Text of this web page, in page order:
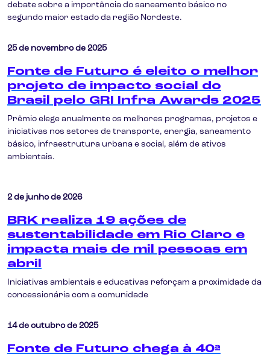
debate sobre a importância do saneamento básico no
segundo maior estado da região Nordeste.
25 de novembro de 2025
Fonte de Futuro é eleito o melhor
projeto de impacto social do
Brasil pelo GRI Infra Awards 2025
Prêmio elege anualmente os melhores programas, projetos e
iniciativas nos setores de transporte, energia, saneamento
básico, infraestrutura urbana e social, além de ativos
ambientais.
2 de junho de 2026
BRK realiza 19 ações de
sustentabilidade em Rio Claro e
impacta mais de mil pessoas em
abril
Iniciativas ambientais e educativas reforçam a proximidade da
concessionária com a comunidade
14 de outubro de 2025
Fonte de Futuro chega à 40ª